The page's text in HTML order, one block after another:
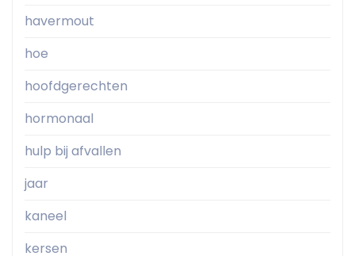
havermout
hoe
hoofdgerechten
hormonaal
hulp bij afvallen
jaar
kaneel
kersen